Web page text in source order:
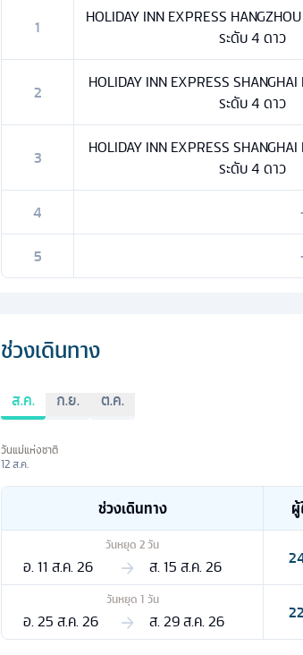
1
HOLIDAY INN EXPRESS
ระดับ 4 ดาว
2
HOLIDAY INN EXPRESS
ระดับ 4 ดาว
3
HOLIDAY INN EXPRESS
ระดับ 4 ดาว
4
5
ช่วงเดินทาง
ส.ค. ก.ย. ต.ค.
วันแม่แห่งชาติ
12 ส.ค.
ช่วงเดินทาง
วันหยุด 2วัน
อ. 11 ส.ค. 26 ส. 15 ส.ค. 26
วันหยุด 1 วัน
อ. 25 ส.ค. 26 ส. 29 ส.ค. 26